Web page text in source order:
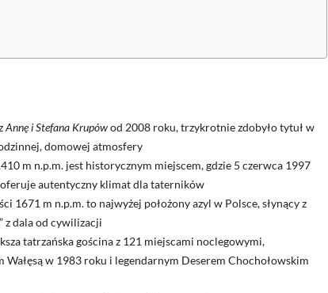
Annę i Stefana Krupówod 2008 roku, trzykrotnie zdobyło tytuł w
domowej atmosfery
m n.p.m. jest historycznym miejscem, gdzie 5 czerwca 1997
oferuje autentyczny klimat dla taterników
1671 m n.p.m. to najwyżej położony azyl w Polsce, słynący z
z dala od cywilizacji
tatrzańska gościna z 121 miejscami noclegowymi,
Wałęsą w 1983 roku i legendarnym Deserem Chochołowskim